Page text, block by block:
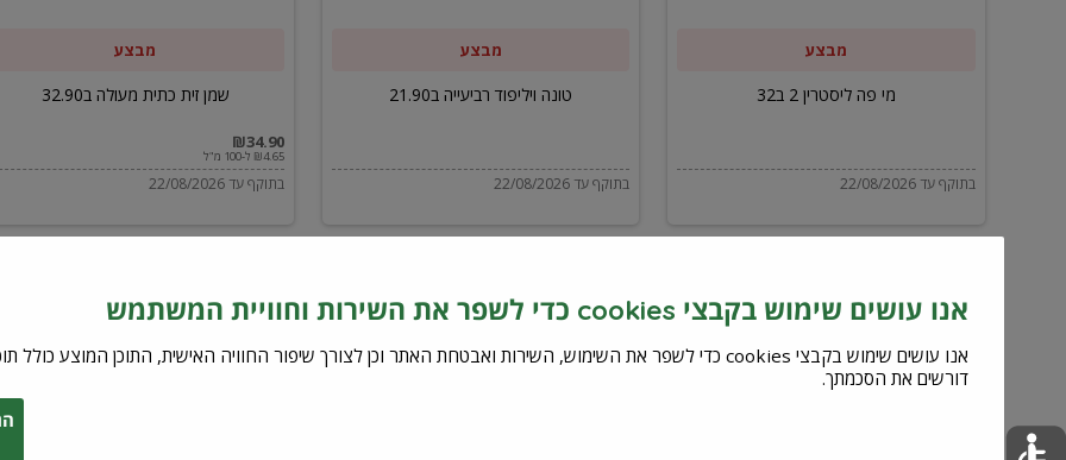
מבצע
מי פה ליסטרין 2 ב32
בתוקף עד 22/08/2026
מבצע
טונה ויליפוד רביעייה ב21.90
בתוקף עד 22/08/2026
מבצע
שמן זית כתית מעולה ב32.90
₪34.90
₪4.65 ל-100 מ"ל
בתוקף עד 22/08/2026
אנו עושים שימוש בקבצי cookies כדי לשפר את השירות וחוויית המשתמש
דורשים את הסכמתך.